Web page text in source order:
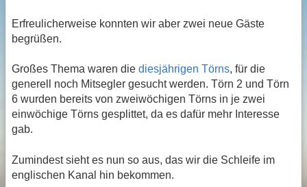
Erfreulicherweise konnten wir aber zwei neue Gäste
begrüßen.
Großes Thema waren die diesjährigen Törns, für die
generell noch Mitsegler gesucht werden. Törn 2 und Törn
6 wurden bereits von zweiwöchigen Törns in je zwei
einwöchige Törns gesplittet, da es dafür mehr Interesse
gab.
Zumindest sieht es nun so aus, das wir die Schleife im
englischen Kanal hin bekommen.